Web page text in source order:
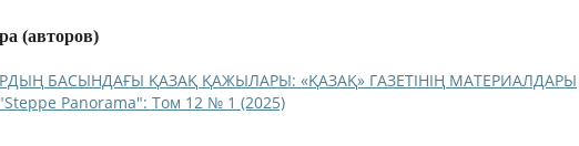
(авторов)
БАСЫНДАҒЫ ҚАЗАҚ ҚАЖЫЛАРЫ: «ҚАЗАҚ» ГАЗЕТІНІҢ МАТЕРИАЛДАРЫ
Panorama": Том 12 № 1 (2025)